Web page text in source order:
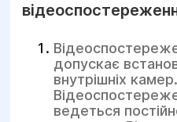
допускає
внутрішніх камер.
ведеться